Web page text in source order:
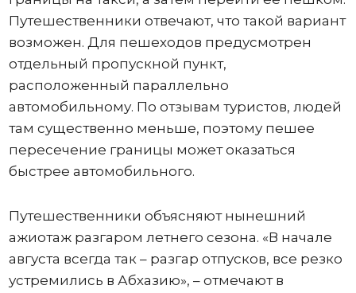
Путешественники отвечают, что такой вариант
возможен. Для пешеходов предусмотрен
отдельный пропускной пункт,
расположенный параллельно
автомобильному. По отзывам туристов, людей
там существенно меньше, поэтому пешее
пересечение границы может оказаться
быстрее автомобильного.
Путешественники объясняют нынешний
ажиотаж разгаром летнего сезона. «В начале
августа всегда так – разгар отпусков, все резко
устремились в Абхазию», – отмечают в